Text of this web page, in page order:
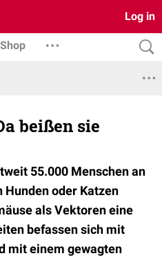
Log in
Shop
beißen sie
55.000 Menschen an
oder Katzen
als Vektoren eine
befassen sich mit
mit einem gewagten